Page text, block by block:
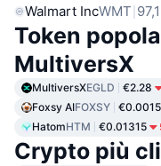
Walmart IncWMT
Token
MultiversX
MultiversXEGLD €2.28
Foxsy AIFOXSY
HatomHTM €0.01315
Crypto più